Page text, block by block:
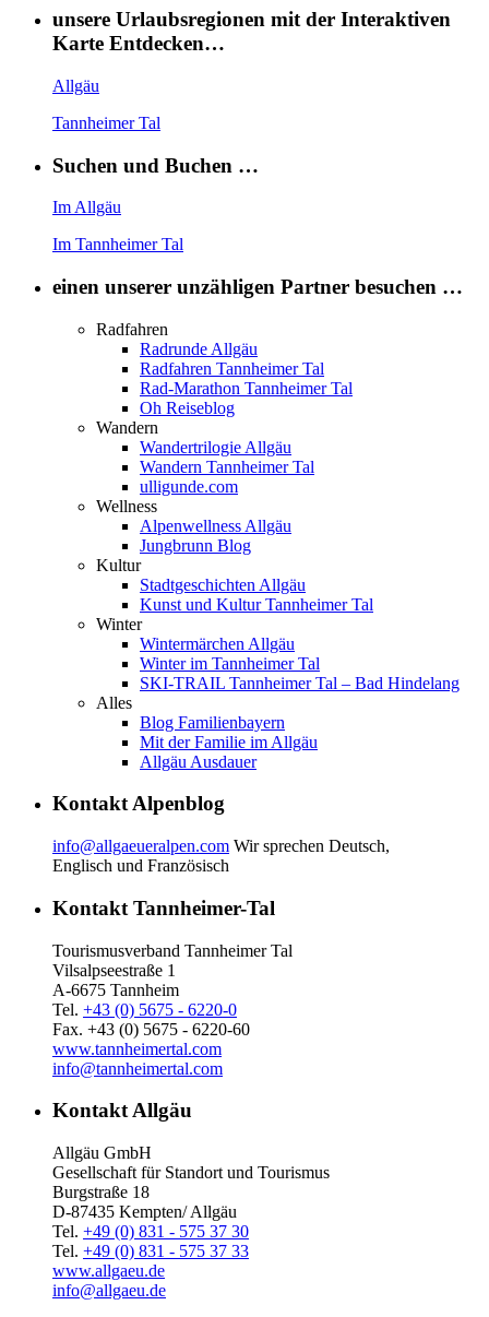
unsere Urlaubsregionen mit der Interaktiven
Karte Entdecken…
Allgäu
Tannheimer Tal
Suchen und Buchen …
Im Allgäu
Im Tannheimer Tal
einen unserer unzähligen Partner besuchen …
Radfahren
Radrunde Allgäu
Radfahren Tannheimer Tal
Rad-Marathon Tannheimer Tal
Oh Reiseblog
Wandern
Wandertrilogie Allgäu
Wandern Tannheimer Tal
ulligunde.com
Wellness
Alpenwellness Allgäu
Jungbrunn Blog
Kultur
Stadtgeschichten Allgäu
Kunst und Kultur Tannheimer Tal
Winter
Wintermärchen Allgäu
Winter im Tannheimer Tal
SKI-TRAIL Tannheimer Tal – Bad Hindelang
Alles
Blog Familienbayern
Mit der Familie im Allgäu
Allgäu Ausdauer
Kontakt Alpenblog
info@allgaeueralpen.com Wir sprechen Deutsch,
Englisch und Französisch
Kontakt Tannheimer-Tal
Tourismusverband Tannheimer Tal
Vilsalpseestraße 1
A-6675 Tannheim
Tel. +43 (0) 5675 - 6220-0
Fax. +43 (0) 5675 - 6220-60
www.tannheimertal.com
info@tannheimertal.com
Kontakt Allgäu
Allgäu GmbH
Gesellschaft für Standort und Tourismus
Burgstraße 18
D-87435 Kempten/ Allgäu
Tel. +49 (0) 831 - 575 37 30
Tel. +49 (0) 831 - 575 37 33
www.allgaeu.de
info@allgaeu.de